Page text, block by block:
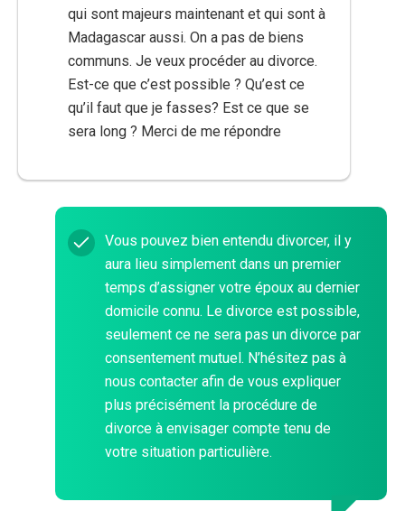
qui sont majeurs maintenant et qui sont à
Madagascar aussi. On a pas de biens
communs. Je veux procéder au divorce.
Est-ce que c’est possible ? Qu’est ce
qu’il faut que je fasses? Est ce que se
sera long ? Merci de me répondre
Vous pouvez bien entendu divorcer, il y
aura lieu simplement dans un premier
temps d’assigner votre époux au dernier
domicile connu. Le divorce est possible,
seulement ce ne sera pas un divorce par
consentement mutuel. N’hésitez pas à
nous contacter afin de vous expliquer
plus précisément la procédure de
divorce à envisager compte tenu de
votre situation particulière.